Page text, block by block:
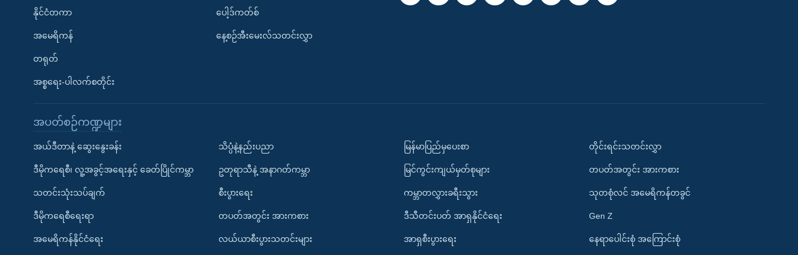
နိုင်ငံတကာ
အမေရိကန်
တရုတ်
အစ္စရေး-ပါလက်စတိုင်း
ပေါ့ဒ်ကတ်စ်
နေ့စဉ်အီးမေးလ်သတင်းလွှာ
အပတ်စဉ်ကဏ္ဍများ
အယ်ဒီတာနဲ့ ဆွေးနွေးခန်း
ဒီမိုကရေစီ၊ လူ့အခွင့်အရေးနှင့် ခေတ်ပြိုင်ကမ္ဘာ
သတင်းသုံးသပ်ချက်
ဒီမိုကရေစီရေးရာ
အမေရိကန်နိုင်ငံရေး
သိပ္ပံနဲ့နည်းပညာ
ဥတုရာသီနဲ့ အနာဂတ်ကမ္ဘာ
စီးပွားရေး
တပတ်အတွင်း အားကစား
လယ်ယာစီးပွားသတင်းများ
မြန်မာပြည်မှပေးစာ
မြင်ကွင်းကျယ်မှတ်စုများ
ကမ္ဘာတလွှားခရီးသွား
ဒီသီတင်းပတ် အာရှနိုင်ငံရေး
အာရှစီးပွားရေး
တိုင်းရင်းသတင်းလွှာ
တပတ်အတွင်း အားကစား
သုတစုံလင် အမေရိကန်တခွင်
Gen Z
နေရာပေါင်းစုံ အကြောင်းစုံ